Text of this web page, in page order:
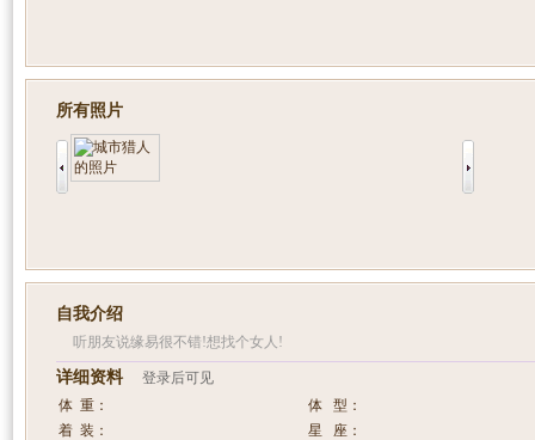
所有照片
自我介绍
听朋友说缘易很不错!想找个女人!
详细资料 登录后可见
体 重：
体 型：
着 装：
星 座：